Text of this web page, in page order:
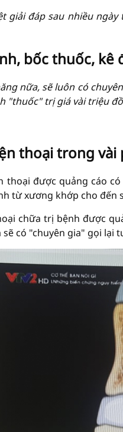
giải đáp sau nhiều
bốc thuốc,
nữa, sẽ luôn có
"thuốc" trị giá vài triệu
thoại trong vài
được quảng cáo
từ xương khớp cho đến
chữa trị bệnh được
có "chuyên gia" gọi lại